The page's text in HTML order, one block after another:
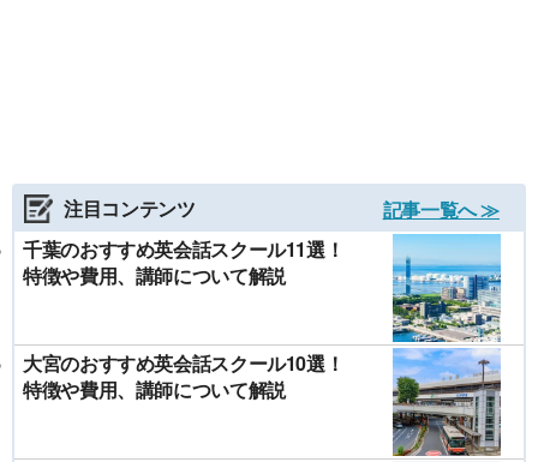
注目コンテンツ
記事一覧へ ≫
千葉のおすすめ英会話スクール11選！
特徴や費用、講師について解説
大宮のおすすめ英会話スクール10選！
特徴や費用、講師について解説